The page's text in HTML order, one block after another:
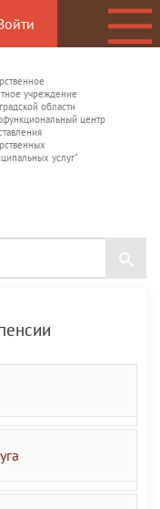
учреждение
области
центр
услуг"